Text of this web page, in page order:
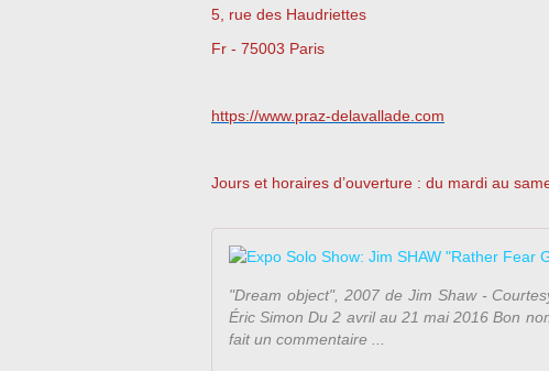
5, rue des Haudriettes
Fr - 75003 Paris
https://www.praz-delavallade.com
Jours et horaires d’ouverture : du mardi au
"Dream object", 2007 de Jim Shaw -
Éric Simon Du 2 avril au 21 mai 2016 Bon
fait un commentaire ...